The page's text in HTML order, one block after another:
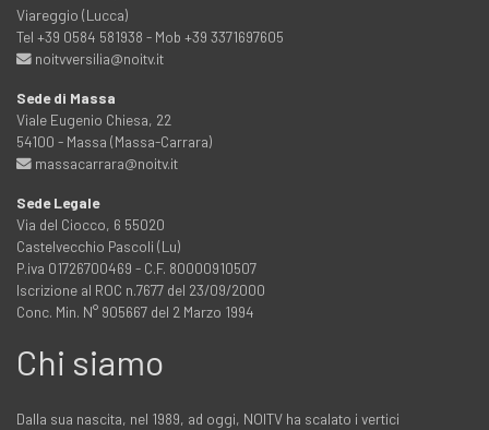
Viareggio (Lucca)
Tel +39 0584 581938 - Mob +39 3371697605
noitvversilia@noitv.it
Sede di Massa
Viale Eugenio Chiesa, 22
54100 - Massa (Massa-Carrara)
massacarrara@noitv.it
Sede Legale
Via del Ciocco, 6 55020
Castelvecchio Pascoli (Lu)
P.iva 01726700469 - C.F. 80000910507
Iscrizione al ROC n.7677 del 23/09/2000
Conc. Min. N° 905667 del 2 Marzo 1994
Chi siamo
Dalla sua nascita, nel 1989, ad oggi, NOITV ha scalato i vertici